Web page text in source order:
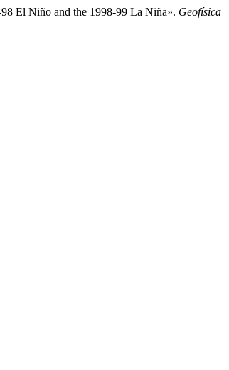
El Niño and the 1998-99 La Niña». Geofísica